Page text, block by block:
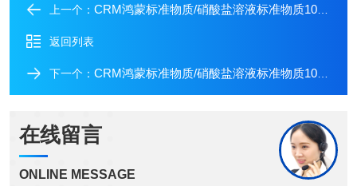
上一个： CRM鸿蒙标准物质/硝酸盐溶液标准物质100μg/mL50mL
返回列表
下一个： CRM鸿蒙标准物质/硝酸盐溶液标准物质100μg/mL500mL
在线留言
ONLINE MESSAGE